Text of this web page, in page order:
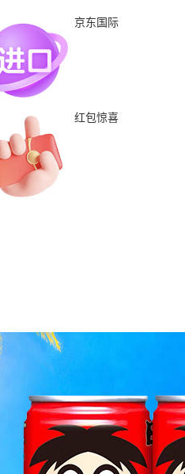
京东国际
红包惊喜